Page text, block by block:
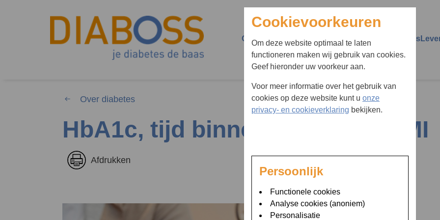
Over Diaboss
Wie zijn wij
Groepsbijeenkomsten
Ziekenhuisopname
Over diabetes
Diabetes type 1
Insuline
Hypo
Hyper
Vermoedt u diabetes
Huisarts schoolarts
verwijzer
Ik vermoed dat ik diabetes
heb
Waar bent u naar op
Over diabetes
HbA1c, tijd binnen bereik en GMI
Afdrukken
Cookievoorkeuren
Om deze website optimaal te laten
functioneren maken wij gebruik van cookies.
Geef hieronder uw voorkeur aan.
Voor meer informatie over het gebruik van
cookies op deze website kunt u onze
privacy- en cookieverklaring bekijken.
Persoonlijk
Functionele cookies
Analyse cookies (anoniem)
Personalisatie